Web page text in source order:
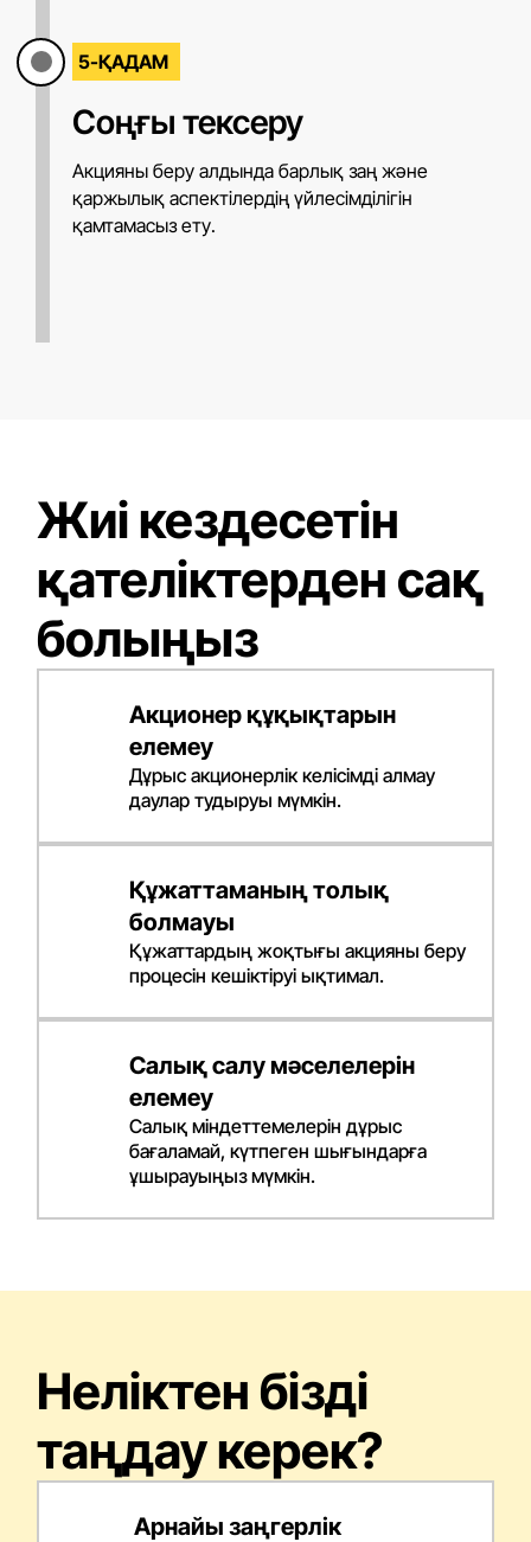
5-ҚАДАМ
Соңғы тексеру
Акцияны беру алдында барлық заң және
қаржылық аспектілердің үйлесімділігін
қамтамасыз ету.
Жиі кездесетін
қателіктерден сақ
болыңыз
Акционер құқықтарын
елемеу
Дұрыс акционерлік келісімді алмау
даулар тудыруы мүмкін.
Құжаттаманың толық
болмауы
Құжаттардың жоқтығы акцияны беру
процесін кешіктіруі ықтимал.
Салық салу мәселелерін
елемеу
Салық міндеттемелерін дұрыс
бағаламай, күтпеген шығындарға
ұшырауыңыз мүмкін.
Неліктен бізді
таңдау керек?
Арнайы заңгерлік